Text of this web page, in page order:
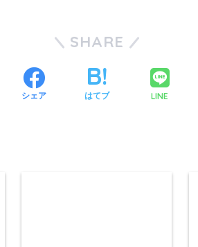
SHARE
シェア はてブ LINE